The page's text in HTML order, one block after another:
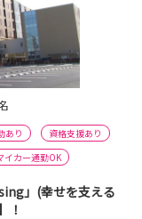
あり
資格支援あり
イカー通勤OK
」(幸せを支える
！